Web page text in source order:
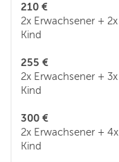
210 €
2x Erwachsener + 2x
Kind
255 €
2x Erwachsener + 3x
Kind
300 €
2x Erwachsener + 4x
Kind